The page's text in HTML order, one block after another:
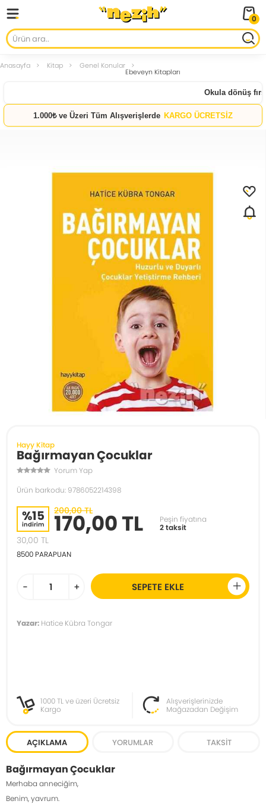
0
Anasayfa Kitap Genel Konular
Ebeveyn Kitapları
Okula dönüş
1.000₺ ve Üzeri Tüm Alışverişlerde KARGO ÜCRETSİZ
Hayy Kitap
Bağırmayan Çocuklar
Yorum Yap
Ürün barkodu: 9786052214398
%15
indirim
200,00 TL
170,00 TL
Peşin fiyatına
2 taksit
30,00 TL
8500 PARAPUAN
- + SEPETE EKLE
Yazar: Hatice Kübra Tongar
1000 TL ve üzeri Ücretsiz
Kargo
Alışverişlerinizde
Mağazadan Değişim
AÇIKLAMA YORUMLAR TAKSIT
Bağırmayan Çocuklar
Merhaba anneciğim,
Benim, yavrum.